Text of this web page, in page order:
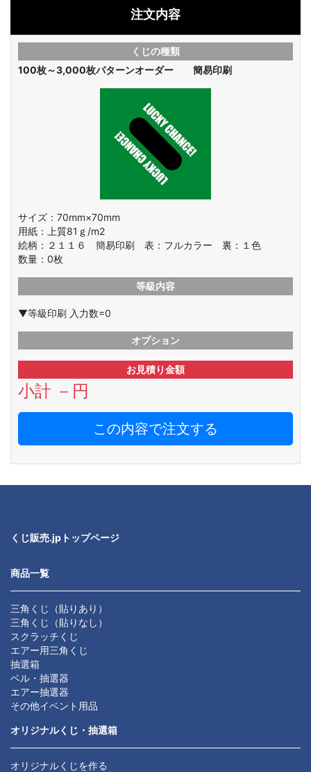
注文内容
くじの種類
100枚～3,000枚パターンオーダー 簡易印刷
サイズ：70mm×70mm
用紙：上質81ｇ/m2
絵柄： ２１１６ 簡易印刷 表：フルカラー 裏：１色
数量： 0枚
等級内容
▼等級印刷 入力数=0
オプション
お見積り金額
小計 － 円
この内容で注文する
くじ販売.jpトップページ
商品一覧
三角くじ（貼りあり）
三角くじ（貼りなし）
スクラッチくじ
エアー用三角くじ
抽選箱
ベル・抽選器
エアー抽選器
その他イベント用品
オリジナルくじ・抽選箱
オリジナルくじを作る